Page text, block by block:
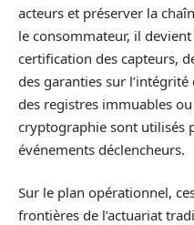
acteurs et préserver la
le consommateur, il devient
certification des capteurs,
des garanties sur
des registres immuables
cryptographie sont utilisés
événements déclencheurs.
Sur le plan opérationnel,
frontières de l’actuariat